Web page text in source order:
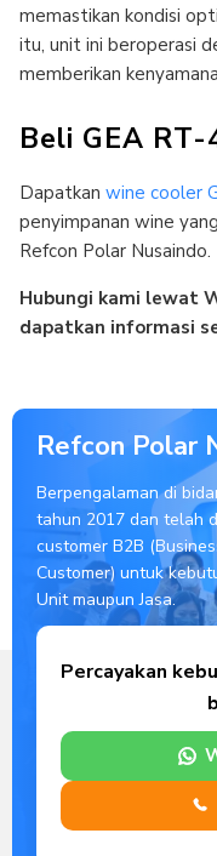
memastikan kondisi
itu, unit ini beroperasi
memberikan
Beli GEA
Dapatkan wine cooler
penyimpanan wine
Refcon Polar Nusaindo.
Hubungi kami lewat
dapatkan informasi
Refcon Polar
Berpengalaman di
tahun 2017 dan telah
customer B2B
Customer) untuk
Unit maupun Jasa.
Percayakan